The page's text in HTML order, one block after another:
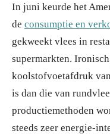
In juni keurde het
de consumptie en
gekweekt vlees in
supermarkten.
koolstofvoetafdruk
is dan die van
productiemethoden
steeds zeer energie-